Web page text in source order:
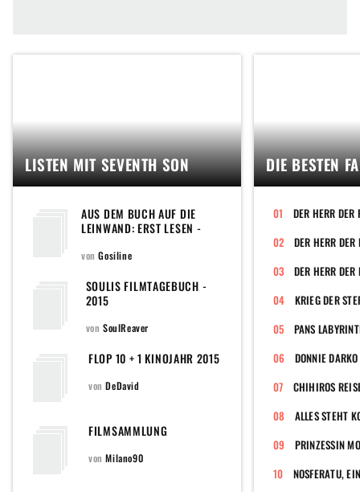
LISTEN MIT SEVENTH SON
AUS DEM BUCH AUF DIE
LEINWAND: ERST LESEN -
vonGosiline
SOULIS FILMTAGEBUCH -
2015
von SoulReaver
FLOP 10 + 1 KINOJAHR 2015
vonDeDavid
FILMSAMMLUNG
vonMilano90
DIE BESTEN
DER HERR
DER HERR
KRIEG DER
PANS
DONNIE DARKO
CHIHIROS
ALLES STEHT
PRINZESSIN